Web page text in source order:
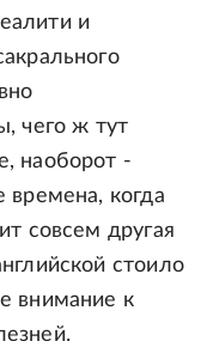
и
чего ж тут
наоборот -
времена, когда
совсем другая
стоило
внимание к